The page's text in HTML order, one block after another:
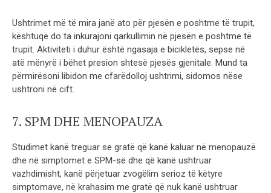
Ushtrimet më të mira janë ato për pjesën e poshtme të trupit,
kështuqë do ta inkurajoni qarkullimin në pjesën e poshtme të
trupit. Aktiviteti i duhur është ngasaja e bicikletës, sepse në
atë mënyrë i bëhet presion shtesë pjesës gjenitale. Mund ta
përmirësoni libidon me cfarëdolloj ushtrimi, sidomos nëse
ushtroni në cift.
7. SPM DHE MENOPAUZA
Studimet kanë treguar se gratë që kanë kaluar në menopauzë
dhe në simptomet e SPM-së dhe që kanë ushtruar
vazhdimisht, kanë përjetuar zvogëlim serioz të këtyre
simptomave, në krahasim me gratë që nuk kanë ushtruar